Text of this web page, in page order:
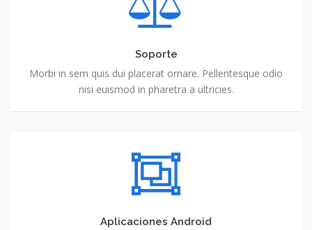
Soporte
Morbi in sem quis dui placerat ornare. Pellentesque odio
nisi euismod in pharetra a ultricies.
Aplicaciones Android